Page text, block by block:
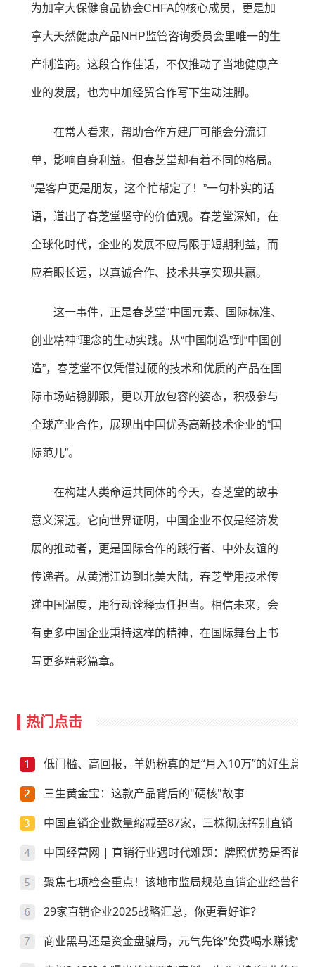
为加拿大保健食品协会CHFA的核心成员，更是加
拿大天然健康产品NHP监管咨询委员会里唯一的生
产制造商。这段合作佳话，不仅推动了当地健康产
业的发展，也为中加经贸合作写下生动注脚。
在常人看来，帮助合作方建厂可能会分流订
单，影响自身利益。但春芝堂却有着不同的格局。
“是客户更是朋友，这个忙帮定了！”一句朴实的话
语，道出了春芝堂坚守的价值观。春芝堂深知，在
全球化时代，企业的发展不应局限于短期利益，而
应着眼长远，以真诚合作、技术共享实现共赢。
这一事件，正是春芝堂“中国元素、国际标准、
创业精神”理念的生动实践。从“中国制造”到“中国创
造”，春芝堂不仅凭借过硬的技术和优质的产品在国
际市场站稳脚跟，更以开放包容的姿态，积极参与
全球产业合作，展现出中国优秀高新技术企业的“国
际范儿”。
在构建人类命运共同体的今天，春芝堂的故事
意义深远。它向世界证明，中国企业不仅是经济发
展的推动者，更是国际合作的践行者、中外友谊的
传递者。从黄浦江边到北美大陆，春芝堂用技术传
递中国温度，用行动诠释责任担当。相信未来，会
有更多中国企业秉持这样的精神，在国际舞台上书
写更多精彩篇章。
热门点击
低门槛、高回报，羊奶粉真的是“月入10万”的好生意？
三生黄金宝：这款产品背后的"硬核"故事
中国直销企业数量缩减至87家，三株彻底挥别直销
中国经营网 | 直销行业遇时代难题：牌照优势是否尚存
聚焦七项检查重点！该地市监局规范直销企业经营行为
29家直销企业2025战略汇总，你更看好谁？
商业黑马还是资金盘骗局，元气先锋“免费喝水赚钱”靠